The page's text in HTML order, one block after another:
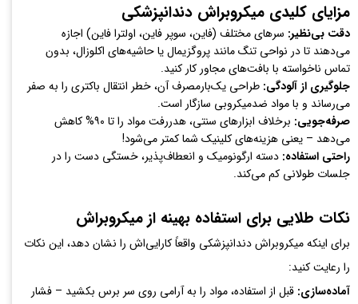
مزایای کلیدی میکروبراش دندانپزشکی
دقت بی‌نظیر: سرهای مختلف (فاین، سوپر فاین، اولترا فاین) اجازه
می‌دهند تا در نواحی تنگ مانند پروگزیمال یا حاشیه‌های اکلوزال، بدون
تماس ناخواسته با بافت‌های مجاور کار کنید.
جلوگیری از آلودگی: طراحی یک‌بارمصرف آن، خطر انتقال باکتری را به صفر
می‌رساند و با مواد ضدمیکروبی سازگار است.
صرفه‌جویی:
برخلاف ابزارهای سنتی، هدررفت مواد را تا ۹۰% کاهش
می‌دهد – یعنی هزینه‌های کلینیک شما کمتر می‌شود!
راحتی استفاده: دسته ارگونومیک و انعطاف‌پذیر، خستگی دست را در
جلسات طولانی کم می‌کند.
نکات طلایی برای استفاده بهینه از میکروبراش
برای اینکه میکروبراش دندانپزشکی واقعاً کارایی‌اش را نشان دهد، این نکات
را رعایت کنید:
آماده‌سازی: قبل از استفاده، مواد را به آرامی روی سر برس بکشید – فشار